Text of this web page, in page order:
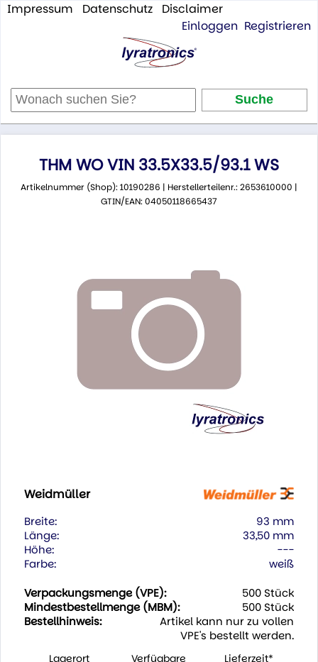
Impressum Datenschutz
Disclaimer
Einloggen Registrieren
THM WO VIN 33.5X33.5/93.1 WS
Artikelnummer (Shop): 10190286 | Herstellerteilenr.: 2653610000 |
GTIN/EAN: 04050118665437
Weidmüller
Breite:
93 mm
Länge:
33,50 mm
Höhe:
---
Farbe:
weiß
Verpackungsmenge (VPE):
500 Stück
Mindestbestellmenge (MBM):
500 Stück
Bestellhinweis:
Artikel kann nur zu vollen
VPE's bestellt werden.
Lagerort
Verfügbare
Lieferzeit*